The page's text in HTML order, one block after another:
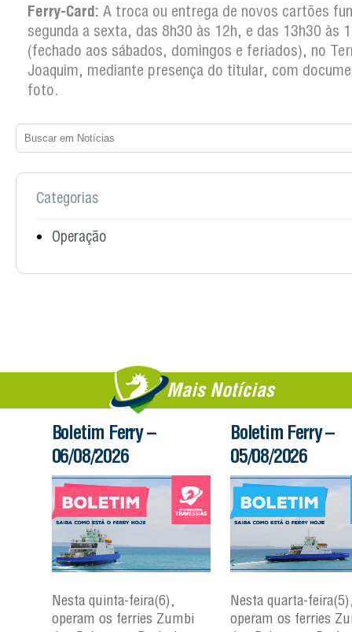
Ferry-Card: A troca ou entrega de novos cartões
segunda a sexta, das 8h30 às 12h, e das 13h30 às
(fechado aos sábados, domingos e feriados), no
Joaquim, mediante presença do titular, com
foto.
Categorias
Operação
Mais Notícias
Boletim Ferry –
06/08/2026
Nesta quinta-feira(6),
operam os ferries Zumbi
Boletim Ferry –
05/08/2026
Nesta quarta-
operam os ferries